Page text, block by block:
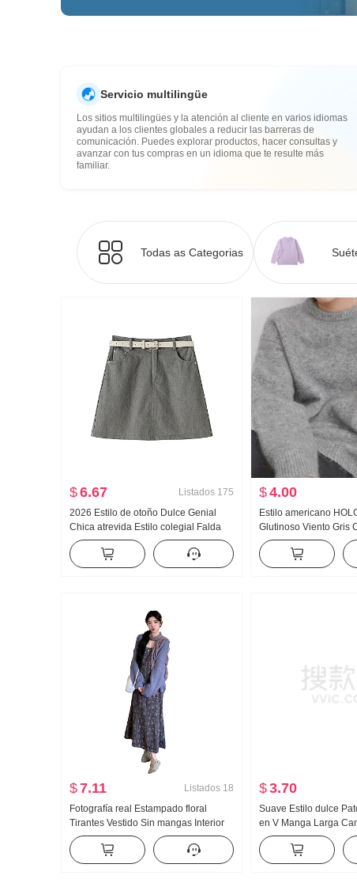
Servicio multilingüe
Los sitios multilingües y la atención al cliente en varios idiomas
ayudan a los clientes globales a reducir las barreras de
comunicación. Puedes explorar productos, hacer consultas y
avanzar con tus compras en un idioma que te resulte más
familiar.
Todas as Categorias
$6.67 Listados 175
2026 Estilo de otoño Dulce Genial
Chica atrevida Estilo colegial Falda
lápiz Mujer Petite Reducción de edad
Versátil Una palabra Casual Media
falda Minifalda
$4.00
Estilo americano
Glutinoso Viento Gris
Jersey de mujer 2023
Holgado Acolchado
REDONDO Suéter de
$7.11 Listados 18
Fotografía real Estampado floral
Tirantes Vestido Sin mangas Interior
Partido Falda de longitud media
HOLGAZÁN Viento Suéter 2 Conjunto
$3.70
Suave Estilo dulce
en V Manga Larga
Otoño Invierno
Reducción de edad